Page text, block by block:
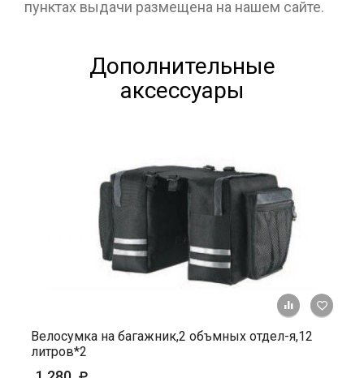
пунктах выдачи размещена на нашем сайте.
Дополнительные
аксессуары
+ К
Велосумка на багажник,2 объмных отдел-я,12
литров*2